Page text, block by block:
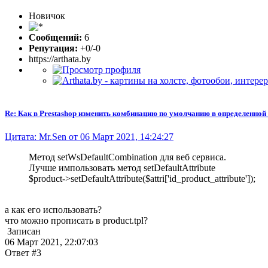
Новичок
Сообщений: 6
Репутация: +0/-0
https://arthata.by
Re: Как в Prestashop изменить комбинацию по умолчанию в определенной
Цитата: Mr.Sen от 06 Март 2021, 14:24:27
Метод setWsDefaultCombination для веб сервиса.
Лучше импользовать метод setDefaultAttribute
$product->setDefaultAttribute($attri['id_product_attribute']);
а как его использовать?
что можно прописать в product.tpl?
Записан
06 Март 2021, 22:07:03
Ответ #3